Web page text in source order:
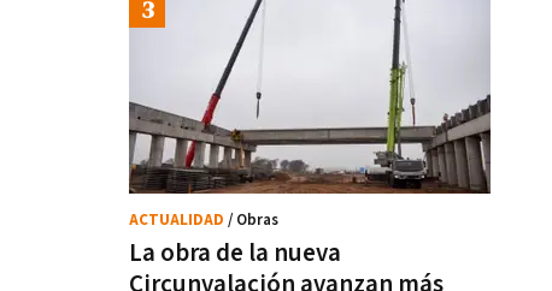
La obra de la nueva
Circunvalación avanzan más
ACTUALIDAD / Obras